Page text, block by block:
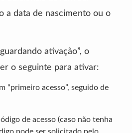
a data de nascimento ou o
ativação”, o
o seguinte para ativar:
“primeiro acesso”, seguido de
de acesso (caso não tenha
pode ser solicitado pelo